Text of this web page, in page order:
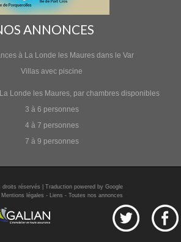
ANNONCES
à La Londe les Maures dans le Var
Villas avec piscine
Londe les Maures, par chambres disponibles
3 à 6 personnes
4 à 7 personnes
7 à 9 personnes
droits réservés | Traduction powered by Google
Mentions légales - Liens - Toutes nos annonces